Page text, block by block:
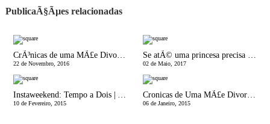
PublicaÃ§Ãµes relacionadas
CrÃ³nicas de uma MÃ£e Divorciada | A Cama da MÃ£e
22 de Novembro, 2016 02 de Maio, 2017
10 de Fevereiro, 2015
Cronicas de Uma MÃ£e Divorciada | Quase 10 coisas que vais querer saber do PÃ³s-divÃ³rcio
06 de Janeiro, 2015